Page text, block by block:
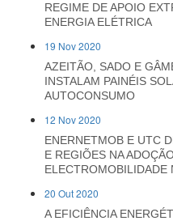
REGIME DE APOIO
ENERGIA ELÉTRICA
19 Nov 2020
AZEITÃO, SADO E
INSTALAM PAINÉIS
AUTOCONSUMO
12 Nov 2020
ENERNETMOB E UTC
E REGIÕES NA
ELECTROMOBILIDADE
20 Out 2020
A EFICIÊNCIA